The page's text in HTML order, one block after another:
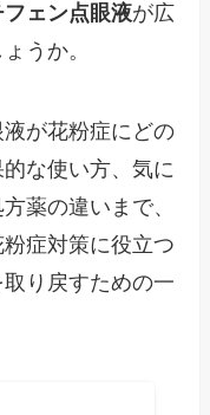
ェン点眼液が広
うか。
が花粉症にどの
な使い方、気に
薬の違いまで、
症対策に役立つ
り戻すための一